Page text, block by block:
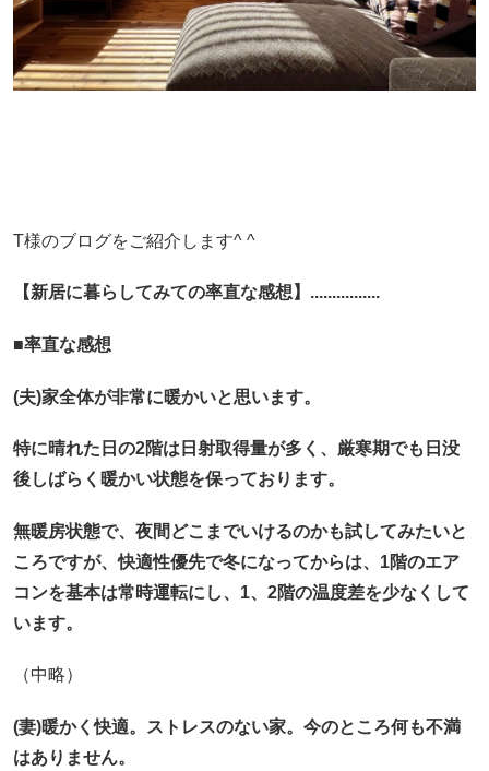
T様のブログをご紹介します^ ^
【新居に暮らしてみての率直な感想】................
■率直な感想
(夫)家全体が非常に暖かいと思います。
特に晴れた日の2階は日射取得量が多く、厳寒期でも日没
後しばらく暖かい状態を保っております。
無暖房状態で、夜間どこまでいけるのかも試してみたいと
ころですが、快適性優先で冬になってからは、1階のエア
コンを基本は常時運転にし、1、2階の温度差を少なくして
います。
（中略）
(妻)暖かく快適。ストレスのない家。 今のところ何も不満
はありません。